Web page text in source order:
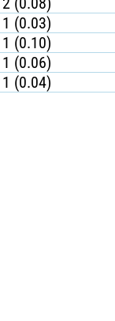
1 (0.03)
1 (0.10)
1 (0.06)
1 (0.04)